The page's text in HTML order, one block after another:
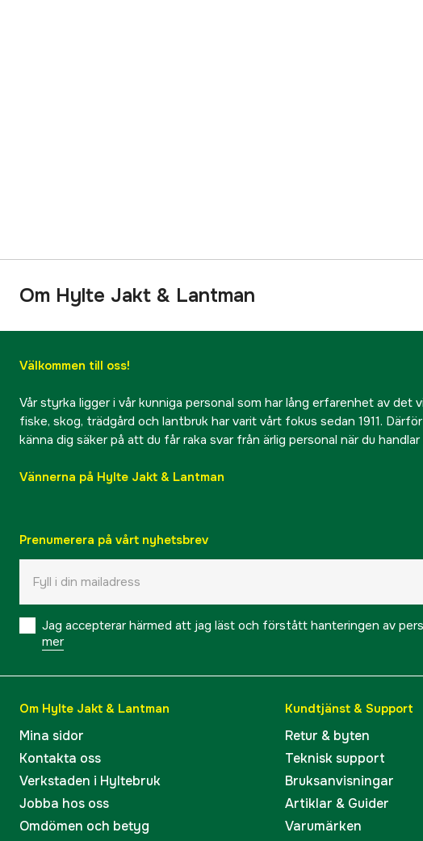
Om Hylte Jakt & Lantman
Välkommen till oss!
Vår styrka ligger i vår kunniga personal som har lång erfarenhet av det
fiske, skog, trädgård och lantbruk har varit vårt fokus sedan 1911.
känna dig säker på att du får raka svar från ärlig personal när du
Vännerna på Hylte Jakt & Lantman
Prenumerera på vårt nyhetsbrev
Jag accepterar härmed att jag läst och förstått hanteringen av
mer
Om Hylte Jakt & Lantman
Mina sidor
Kontakta oss
Verkstaden i Hyltebruk
Jobba hos oss
Omdömen och betyg
Kundtjänst & Support
Retur & byten
Teknisk support
Bruksanvisningar
Artiklar & Guider
Varumärken